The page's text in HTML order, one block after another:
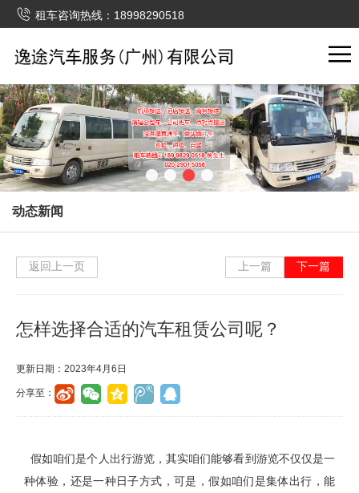
 租车咨询热线：18998290518
动态新闻
返回上一页 下一篇
上一篇
怎样选择合适的汽车租赁公司呢？
更新日期：2023年4月6日
分享至：
假如咱们是个人出行游览，其实咱们能够看到游览不仅仅是一
种体验，还是一种日子方式，可是，假如咱们是集体出行，能